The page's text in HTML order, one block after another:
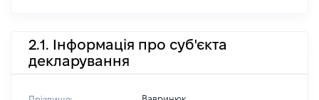
2.1. Інформація про суб'єкта
декларування